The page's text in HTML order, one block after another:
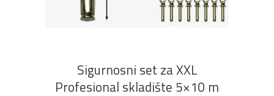
DODAJ U KOŠARICU
Sigurnosni set za XXL
Profesional skladište 5×10 m